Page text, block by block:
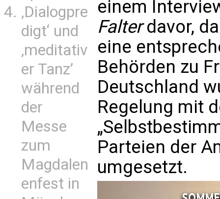
‚Dialogpre
digt‘ und
‚meditativ
er Tanz’
während
der
Messe
zum
Magdalen
enfest in
einem
Falterdavor,
eine
Behörden zu
Deutschland
Regelung mit
Parteien der
umgesetzt.